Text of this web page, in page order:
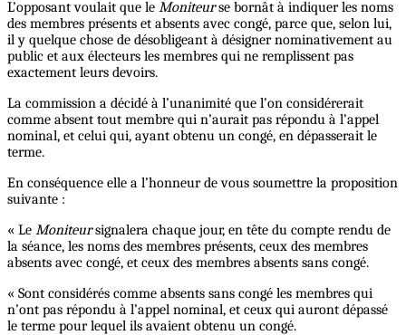
L’opposant voulait que le Moniteurse bornât à indiquer les noms
des membres présents et absents avec congé, parce que, selon lui,
il y quelque chose de désobligeant à désigner nominativement au
public et aux électeurs les membres qui ne remplissent pas
exactement leurs devoirs.
La commission a décidé à l’unanimité que l’on considérerait
comme absent tout membre qui n’aurait pas répondu à l’appel
nominal, et celui qui, ayant obtenu un congé, en dépasserait le
terme.
En conséquence elle a l’honneur de vous soumettre la proposition
suivante :
« Le Moniteursignalera chaque jour, en tête du compte rendu de
la séance, les noms des membres présents, ceux des membres
absents avec congé, et ceux des membres absents sans congé.
« Sont considérés comme absents sans congé les membres qui
n’ont pas répondu à l’appel nominal, et ceux qui auront dépassé
le terme pour lequel ils avaient obtenu un congé.